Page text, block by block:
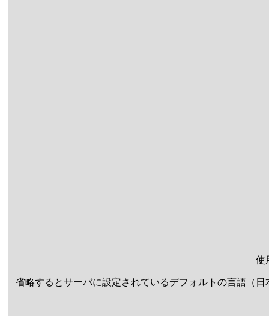
使
省略するとサーバに設定されているデフォルトの言語（